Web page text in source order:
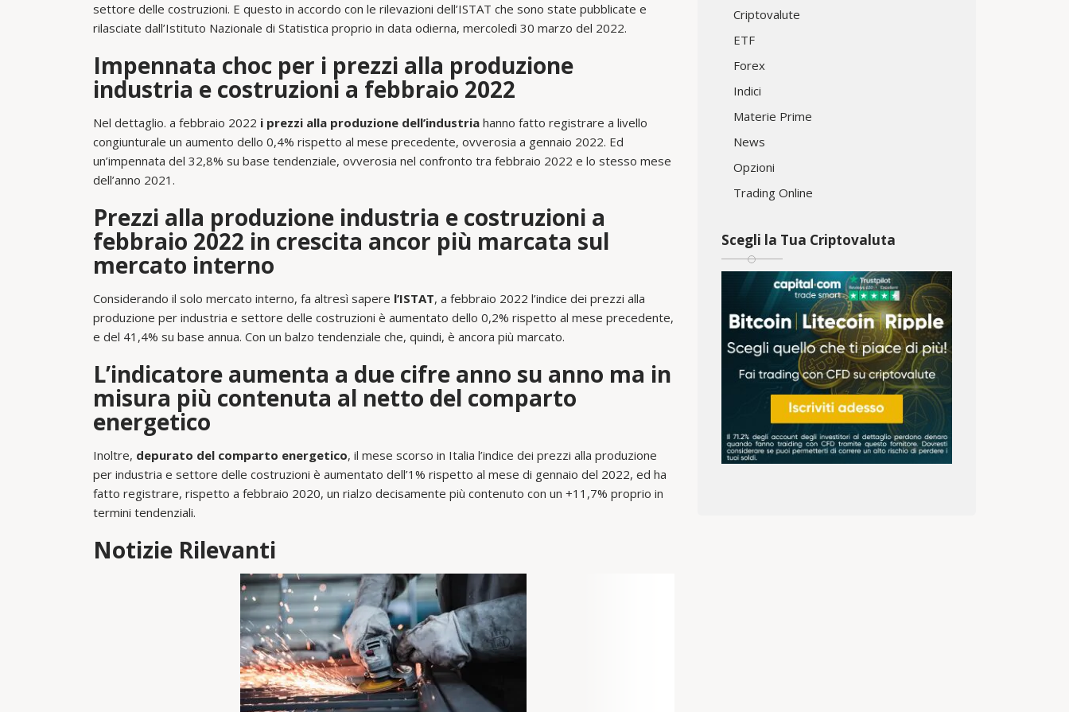
settore delle costruzioni. E questo in accordo con le rilevazioni dell’ISTAT che sono state pubblicate e
rilasciate dall’Istituto Nazionale di Statistica proprio in data odierna, mercoledì 30 marzo del 2022.
Impennata choc per i prezzi alla produzione
industria e costruzioni a febbraio 2022
Nel dettaglio. a febbraio 2022 i prezzi alla produzione dell’industria hanno fatto registrare a livello
congiunturale un aumento dello 0,4% rispetto al mese precedente, ovverosia a gennaio 2022. Ed
un’impennata del 32,8% su base tendenziale, ovverosia nel confronto tra febbraio 2022 e lo stesso mese
dell’anno 2021.
Prezzi alla produzione industria e costruzioni a
febbraio 2022 in crescita ancor più marcata sul
mercato interno
Considerando il solo mercato interno, fa altresì sapere l’ISTAT, a febbraio 2022 l’indice dei prezzi alla
produzione per industria e settore delle costruzioni è aumentato dello 0,2% rispetto al mese precedente,
e del 41,4% su base annua. Con un balzo tendenziale che, quindi, è ancora più marcato.
L’indicatore aumenta a due cifre anno su anno ma in
misura più contenuta al netto del comparto
energetico
Inoltre, depurato del comparto energetico, il mese scorso in Italia l’indice dei prezzi alla produzione
per industria e settore delle costruzioni è aumentato dell’1% rispetto al mese di gennaio del 2022, ed ha
fatto registrare, rispetto a febbraio 2020, un rialzo decisamente più contenuto con un +11,7% proprio in
termini tendenziali.
Notizie Rilevanti
Criptovalute
ETF
Forex
Indici
Materie Prime
News
Opzioni
Trading Online
Scegli la Tua Criptovaluta